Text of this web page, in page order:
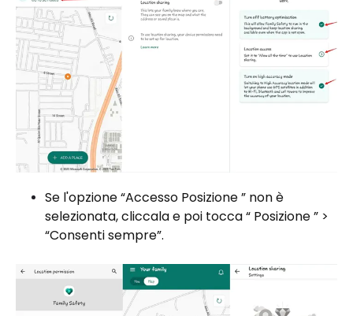
Se l'opzione “Accesso Posizione ” non è
selezionata, cliccala e poi tocca “ Posizione ” >
“Consenti sempre”.